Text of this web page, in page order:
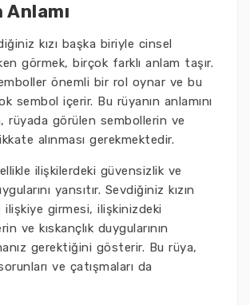
Anlamı
kızı başka biriyle cinsel
görmek, birçok farklı anlam taşır.
önemli bir rol oynar ve bu
sembol içerir. Bu rüyanın anlamını
rüyada görülen sembollerin ve
alınması gerekmektedir.
ilişkilerdeki güvensizlik ve
yansıtır. Sevdiğiniz kızın
ilişkiye girmesi, ilişkinizdeki
ve kıskançlık duygularının
gerektiğini gösterir. Bu rüya,
ve çatışmaları da